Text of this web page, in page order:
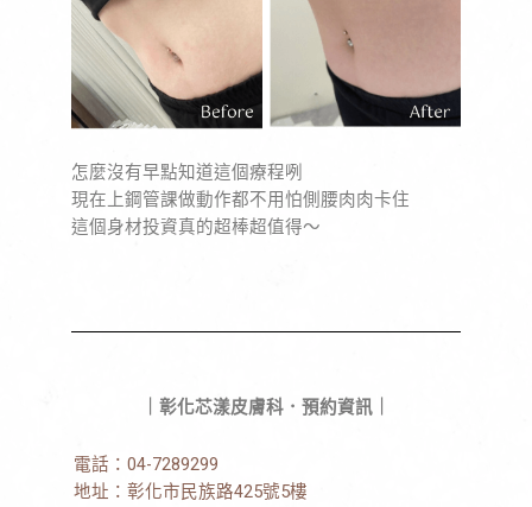
怎麼沒有早點知道這個療程咧
現在上鋼管課做動作都不用怕側腰肉肉卡住
這個身材投資真的超棒超值得～
｜彰化芯漾皮膚科．預約資訊｜
電話： 04-7289299
地址： 彰化市民族路425號5樓